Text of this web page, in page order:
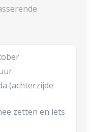
(achterzijde
zetten en iets